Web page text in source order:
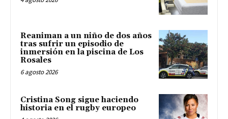
Reaniman a un niño de dos años
tras sufrir un episodio de
inmersión en la piscina de Los
Rosales
6 agosto 2026
Cristina Song sigue haciendo
historia en el rugby europeo